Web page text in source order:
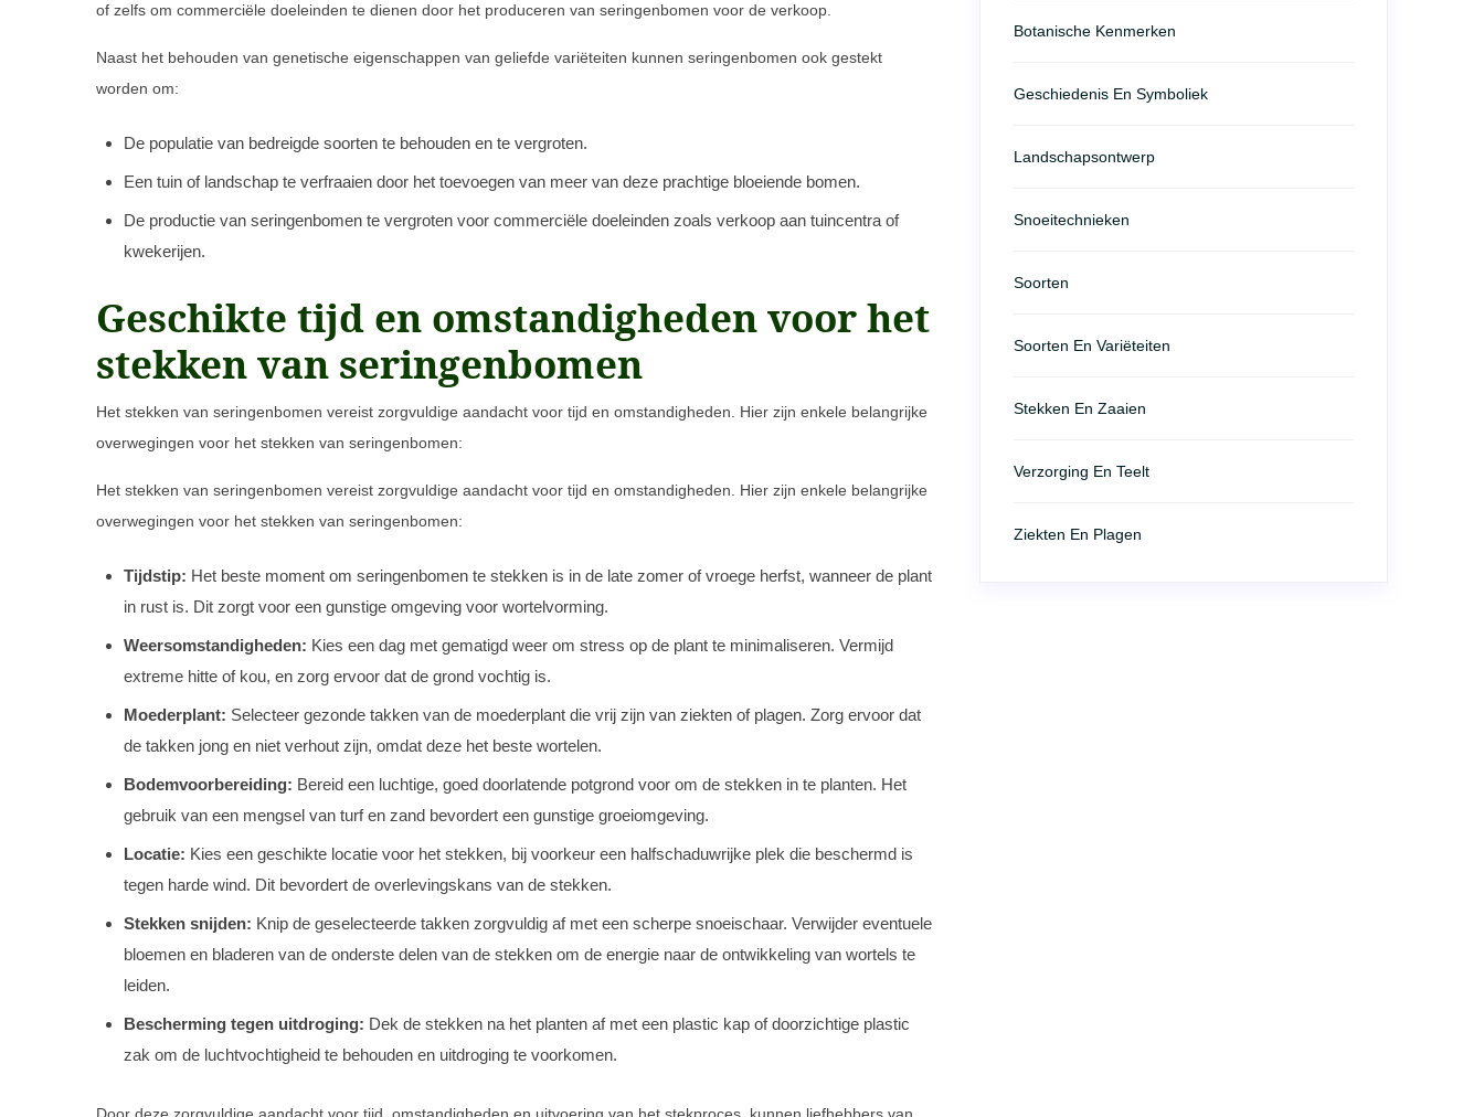
of zelfs om commerciële doeleinden te dienen door het produceren van seringenbomen voor de verkoop.
Naast het behouden van genetische eigenschappen van geliefde variëteiten kunnen seringenbomen ook gestekt
worden om:
De populatie van bedreigde soorten te behouden en te vergroten.
Een tuin of landschap te verfraaien door het toevoegen van meer van deze prachtige bloeiende bomen.
De productie van seringenbomen te vergroten voor commerciële doeleinden zoals verkoop aan tuincentra of
kwekerijen.
Geschikte tijd en omstandigheden voor het
stekken van seringenbomen
Het stekken van seringenbomen vereist zorgvuldige aandacht voor tijd en omstandigheden. Hier zijn enkele belangrijke
overwegingen voor het stekken van seringenbomen:
Het stekken van seringenbomen vereist zorgvuldige aandacht voor tijd en omstandigheden. Hier zijn enkele belangrijke
overwegingen voor het stekken van seringenbomen:
Tijdstip: Het beste moment om seringenbomen te stekken is in de late zomer of vroege herfst, wanneer de plant
in rust is. Dit zorgt voor een gunstige omgeving voor wortelvorming.
Weersomstandigheden: Kies een dag met gematigd weer om stress op de plant te minimaliseren. Vermijd
extreme hitte of kou, en zorg ervoor dat de grond vochtig is.
Moederplant: Selecteer gezonde takken van de moederplant die vrij zijn van ziekten of plagen. Zorg ervoor dat
de takken jong en niet verhout zijn, omdat deze het beste wortelen.
Bodemvoorbereiding: Bereid een luchtige, goed doorlatende potgrond voor om de stekken in te planten. Het
gebruik van een mengsel van turf en zand bevordert een gunstige groeiomgeving.
Locatie: Kies een geschikte locatie voor het stekken, bij voorkeur een halfschaduwrijke plek die beschermd is
tegen harde wind. Dit bevordert de overlevingskans van de stekken.
Stekken snijden: Knip de geselecteerde takken zorgvuldig af met een scherpe snoeischaar. Verwijder eventuele
bloemen en bladeren van de onderste delen van de stekken om de energie naar de ontwikkeling van wortels te
leiden.
Bescherming tegen uitdroging: Dek de stekken na het planten af met een plastic kap of doorzichtige plastic
zak om de luchtvochtigheid te behouden en uitdroging te voorkomen.
Botanische Kenmerken
Geschiedenis En Symboliek
Landschapsontwerp
Snoeitechnieken
Soorten
Soorten En Variëteiten
Stekken En Zaaien
Verzorging En Teelt
Ziekten En Plagen